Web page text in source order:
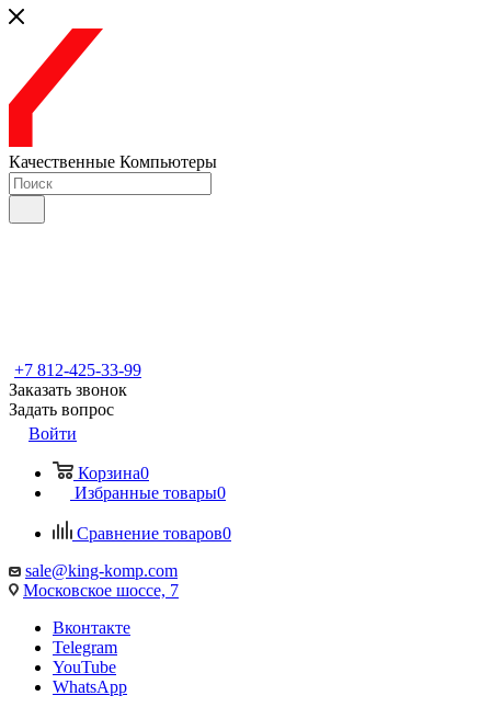
Качественные Компьютеры
+7 812-425-33-99
Заказать звонок
Задать вопрос
Войти
Корзина0
Избранные товары0
Сравнение товаров0
sale@king-komp.com
Московское шоссе, 7
Вконтакте
Telegram
YouTube
WhatsApp